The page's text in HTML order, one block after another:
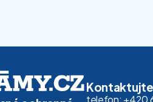
Kontaktujte
telefon: +420